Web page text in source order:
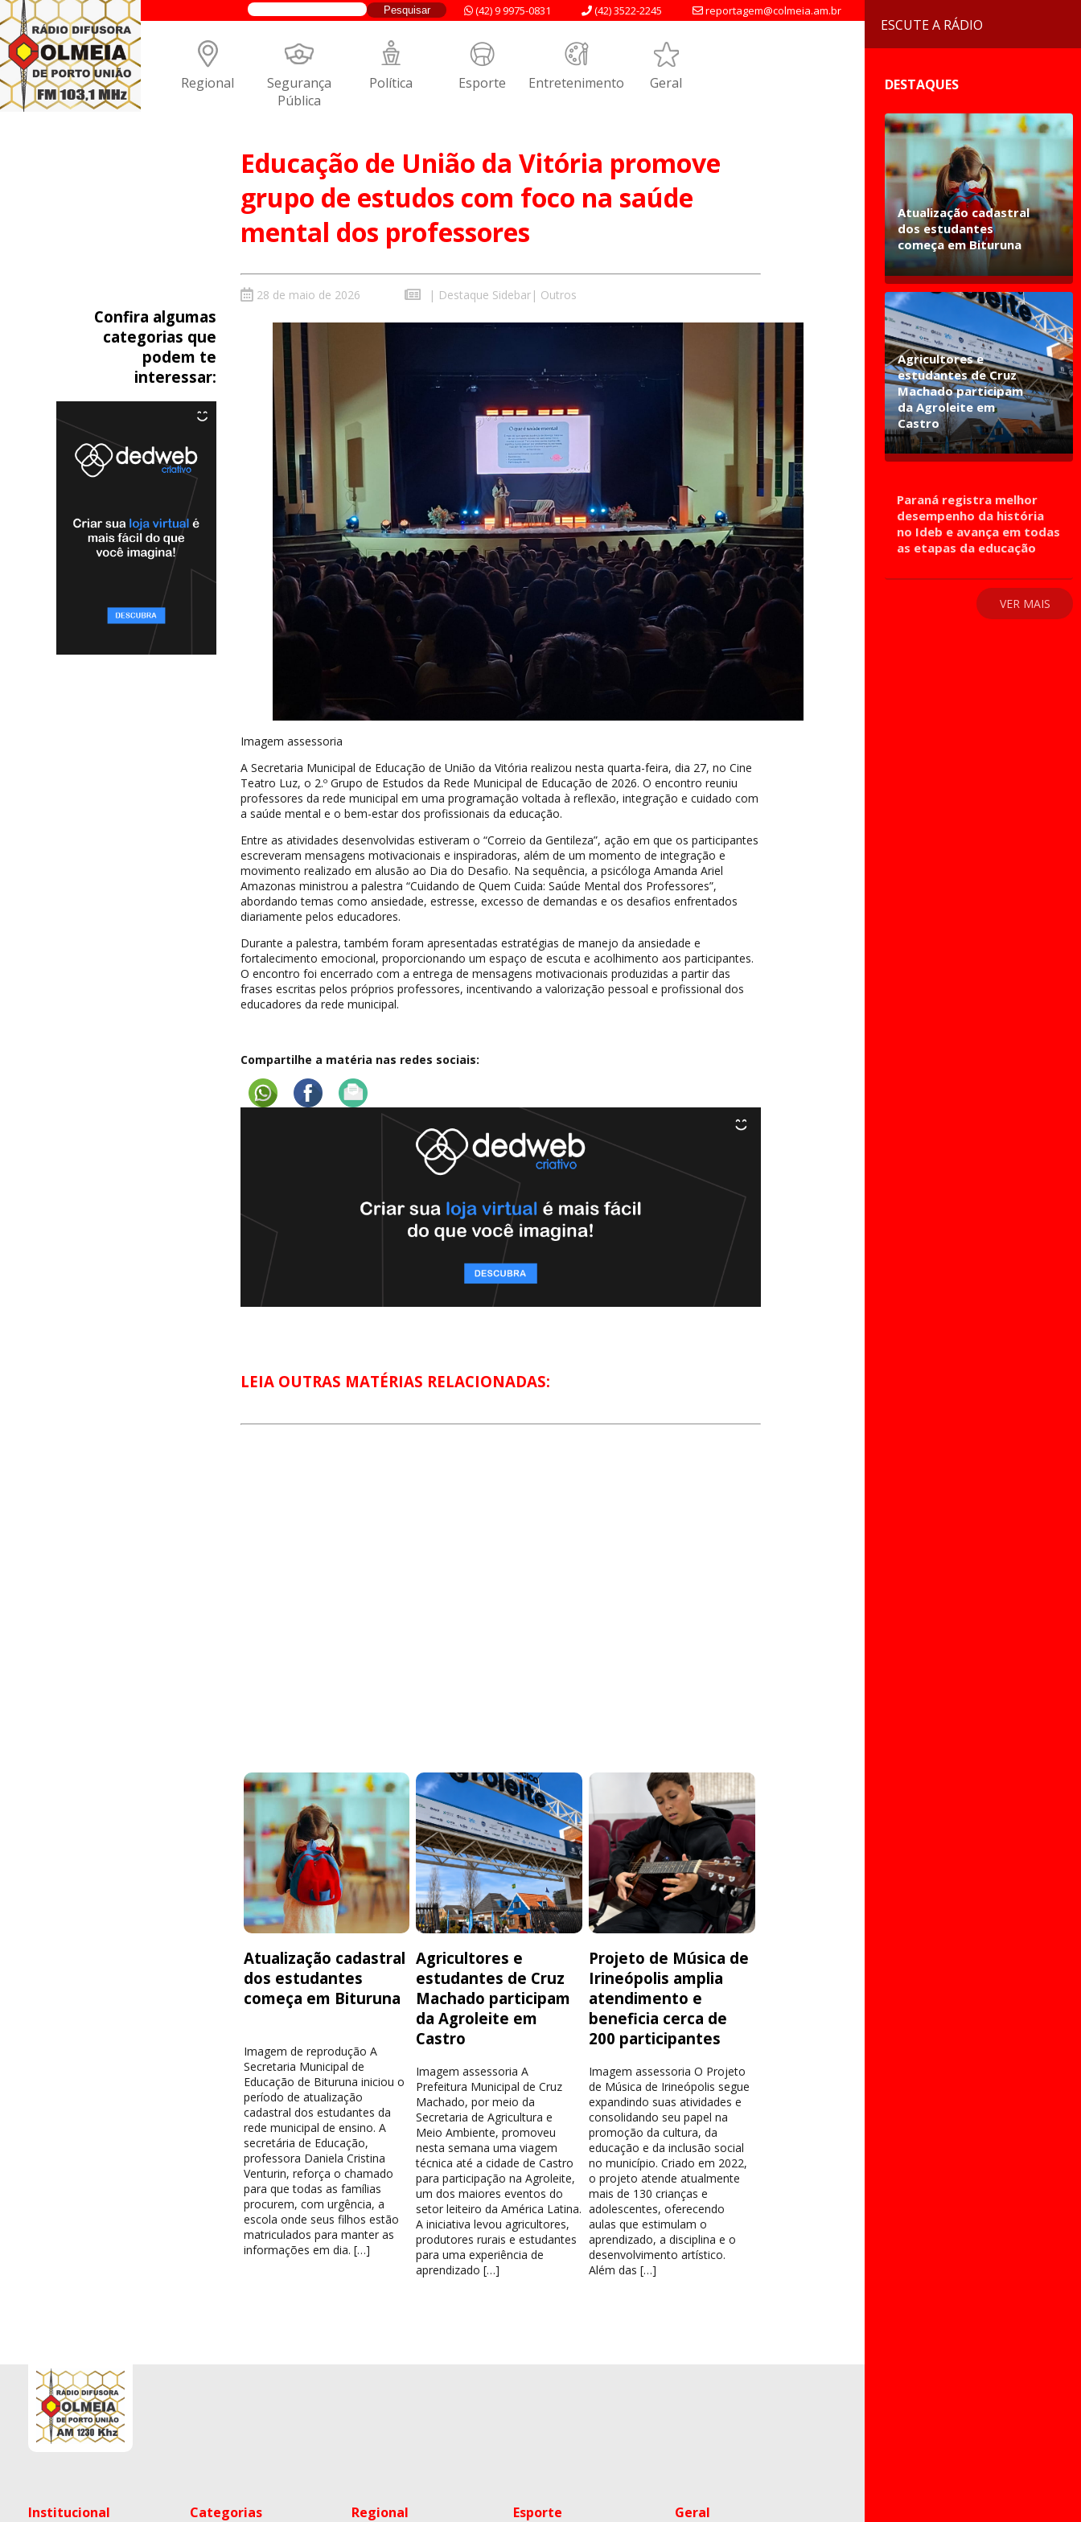
reportagem@colmeia.am.br
(42) 3522-2245
(42) 9 9975-0831
Regional Segurança
Pública
Política Esporte Entretenimento Geral
Educação de União da Vitória promove
grupo de estudos com foco na saúde
mental dos professores
Confira algumas
categorias que
podem te
interessar:
28 de maio de 2026 | Destaque Sidebar| Outros
Imagem assessoria
A Secretaria Municipal de Educação de União da Vitória realizou nesta quarta-feira, dia 27, no Cine
Teatro Luz, o 2.º Grupo de Estudos da Rede Municipal de Educação de 2026. O encontro reuniu
professores da rede municipal em uma programação voltada à reflexão, integração e cuidado com
a saúde mental e o bem-estar dos profissionais da educação.
Entre as atividades desenvolvidas estiveram o “Correio da Gentileza”, ação em que os participantes
escreveram mensagens motivacionais e inspiradoras, além de um momento de integração e
movimento realizado em alusão ao Dia do Desafio. Na sequência, a psicóloga Amanda Ariel
Amazonas ministrou a palestra “Cuidando de Quem Cuida: Saúde Mental dos Professores”,
abordando temas como ansiedade, estresse, excesso de demandas e os desafios enfrentados
diariamente pelos educadores.
Durante a palestra, também foram apresentadas estratégias de manejo da ansiedade e
fortalecimento emocional, proporcionando um espaço de escuta e acolhimento aos participantes.
O encontro foi encerrado com a entrega de mensagens motivacionais produzidas a partir das
frases escritas pelos próprios professores, incentivando a valorização pessoal e profissional dos
educadores da rede municipal.
Compartilhe a matéria nas redes sociais:
LEIA OUTRAS MATÉRIAS RELACIONADAS:
Atualização cadastral
dos estudantes
começa em Bituruna
Imagem de reprodução A
Secretaria Municipal de
Educação de Bituruna iniciou o
período de atualização
cadastral dos estudantes da
rede municipal de ensino. A
secretária de Educação,
professora Daniela Cristina
Venturin, reforça o chamado
para que todas as famílias
procurem, com urgência, a
escola onde seus filhos estão
matriculados para manter as
informações em dia. […]
Agricultores e
estudantes de Cruz
Machado participam
da Agroleite em
Castro
Imagem assessoria A
Prefeitura Municipal de Cruz
Machado, por meio da
Secretaria de Agricultura e
Meio Ambiente, promoveu
nesta semana uma viagem
técnica até a cidade de Castro
para participação na Agroleite,
um dos maiores eventos do
setor leiteiro da América Latina.
A iniciativa levou agricultores,
produtores rurais e estudantes
para uma experiência de
aprendizado […]
Projeto de Música de
Irineópolis amplia
atendimento e
beneficia cerca de
200 participantes
Imagem assessoria O Projeto
de Música de Irineópolis segue
expandindo suas atividades e
consolidando seu papel na
promoção da cultura, da
educação e da inclusão social
no município. Criado em 2022,
o projeto atende atualmente
mais de 130 crianças e
adolescentes, oferecendo
aulas que estimulam o
aprendizado, a disciplina e o
desenvolvimento artístico.
Além das […]
Institucional Categorias Regional Esporte Geral
ESCUTE A RÁDIO
DESTAQUES
Atualização cadastral
dos estudantes
começa em Bituruna
Agricultores e
estudantes de Cruz
Machado participam
da Agroleite em
Castro
Paraná registra melhor
desempenho da história
no Ideb e avança em todas
as etapas da educação
VER MAIS